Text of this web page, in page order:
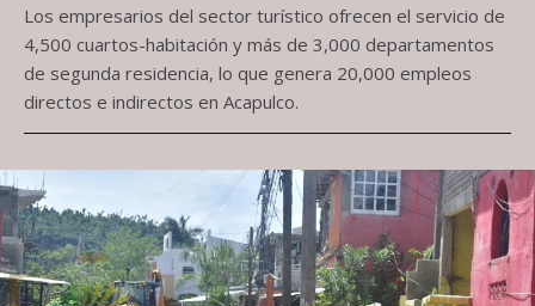
Los empresarios del sector turístico ofrecen el servicio de
4,500 cuartos-habitación y más de 3,000 departamentos
de segunda residencia, lo que genera 20,000 empleos
directos e indirectos en Acapulco.